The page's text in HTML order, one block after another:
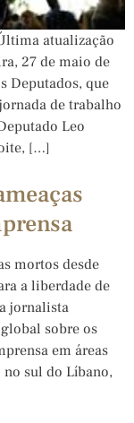
atualização
27 de maio de
Deputados, que
de trabalho
Leo
[…]
mortos desde
a liberdade de
jornalista
sobre os
em áreas
sul do Líbano,